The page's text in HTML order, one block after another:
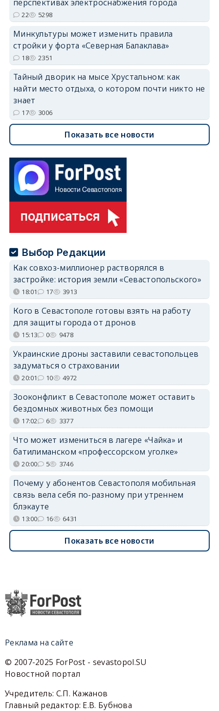
перспективах электроснабжения города
22 5298
Минкультуры может изменить правила
стройки у форта «Северная Балаклава»
18 2351
Тайный дворик на мысе Хрустальном: как
найти место отдыха, о котором почти никто не
знает
17 3006
Показать все новости
Выбор Редакции
Как совхоз-миллионер растворялся в
застройке: история земли «Севастопольского»
18:01 17 3913
Кого в Севастополе готовы взять на работу
для защиты города от дронов
15:13 0 9478
Украинские дроны заставили севастопольцев
задуматься о страховании
20:01 10 4972
Зооконфликт в Севастополе может оставить
бездомных животных без помощи
17:02 6 3377
Что может измениться в лагере «Чайка» и
батилиманском «профессорском уголке»
20:00 5 3746
Почему у абонентов Севастополя мобильная
связь вела себя по-разному при утреннем
блэкауте
13:00 16 6431
Показать все новости
Реклама на сайте
© 2007-2025 ForPost - sevastopol.SU
Новостной портал
Учредитель: С.П. Кажанов
Главный редактор: Е.В. Бубнова